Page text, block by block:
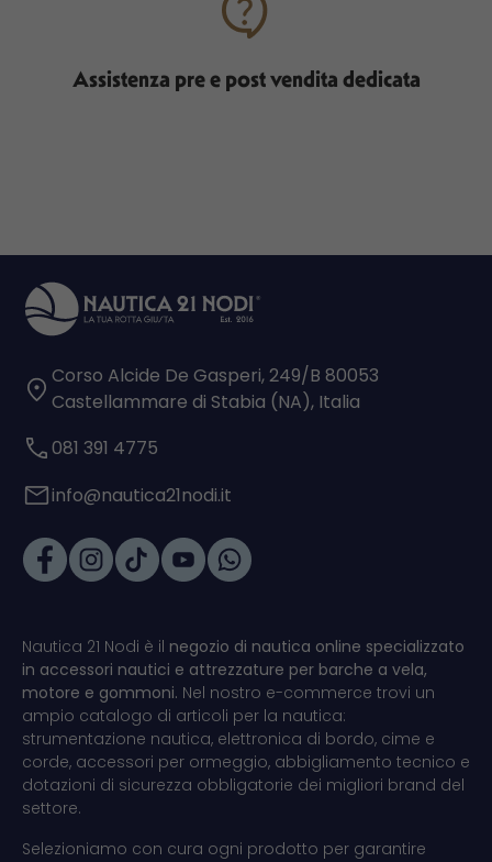
Assistenza pre e post vendita dedicata
Corso Alcide De Gasperi, 249/B 80053
Castellammare di Stabia (NA), Italia
081 391 4775
info@nautica21nodi.it
Nautica 21 Nodi è il negozio di nautica online specializzato
in accessori nautici e attrezzature per barche a vela,
motore e gommoni. Nel nostro e-commerce trovi un
ampio catalogo di articoli per la nautica:
strumentazione nautica, elettronica di bordo, cime e
corde, accessori per ormeggio, abbigliamento tecnico e
dotazioni di sicurezza obbligatorie dei migliori brand del
settore.
Selezioniamo con cura ogni prodotto per garantire